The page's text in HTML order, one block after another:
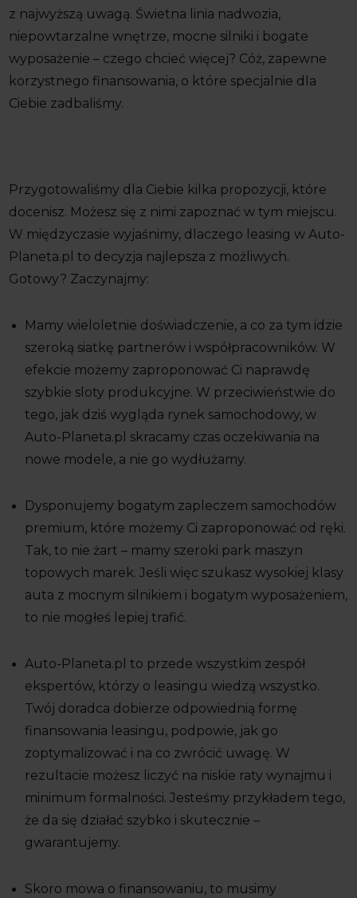
z najwyższą uwagą. Świetna linia nadwozia,
niepowtarzalne wnętrze, mocne silniki i bogate
wyposażenie – czego chcieć więcej? Cóż, zapewne
korzystnego finansowania, o które specjalnie dla
Ciebie zadbaliśmy.
Przygotowaliśmy dla Ciebie kilka propozycji, które
docenisz. Możesz się z nimi zapoznać w tym miejscu.
W międzyczasie wyjaśnimy, dlaczego leasing w Auto-
Planeta.pl to decyzja najlepsza z możliwych.
Gotowy? Zaczynajmy:
Mamy wieloletnie doświadczenie, a co za tym idzie
szeroką siatkę partnerów i współpracowników. W
efekcie możemy zaproponować Ci naprawdę
szybkie sloty produkcyjne. W przeciwieństwie do
tego, jak dziś wygląda rynek samochodowy, w
Auto-Planeta.pl skracamy czas oczekiwania na
nowe modele, a nie go wydłużamy.
Dysponujemy bogatym zapleczem samochodów
premium, które możemy Ci zaproponować od ręki.
Tak, to nie żart – mamy szeroki park maszyn
topowych marek. Jeśli więc szukasz wysokiej klasy
auta z mocnym silnikiem i bogatym wyposażeniem,
to nie mogłeś lepiej trafić.
Auto-Planeta.pl to przede wszystkim zespół
ekspertów, którzy o leasingu wiedzą wszystko.
Twój doradca dobierze odpowiednią formę
finansowania leasingu, podpowie, jak go
zoptymalizować i na co zwrócić uwagę. W
rezultacie możesz liczyć na niskie raty wynajmu i
minimum formalności. Jesteśmy przykładem tego,
że da się działać szybko i skutecznie –
gwarantujemy.
Skoro mowa o finansowaniu, to musimy